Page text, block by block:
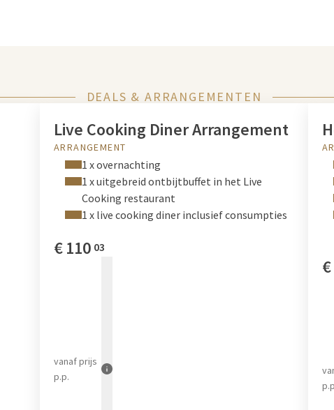
DEALS & ARRANGEMENTEN
Live Cooking Diner Arrangement
ARRANGEMENT
1 x overnachting
1 x uitgebreid ontbijtbuffet in het Live
Cooking restaurant
1 x live cooking diner inclusief consumpties
€110 03
vanafprijs
p.p.
€